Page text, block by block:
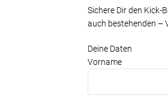
Sichere Dir den Kick-
auch bestehenden –
Deine Daten
Vorname